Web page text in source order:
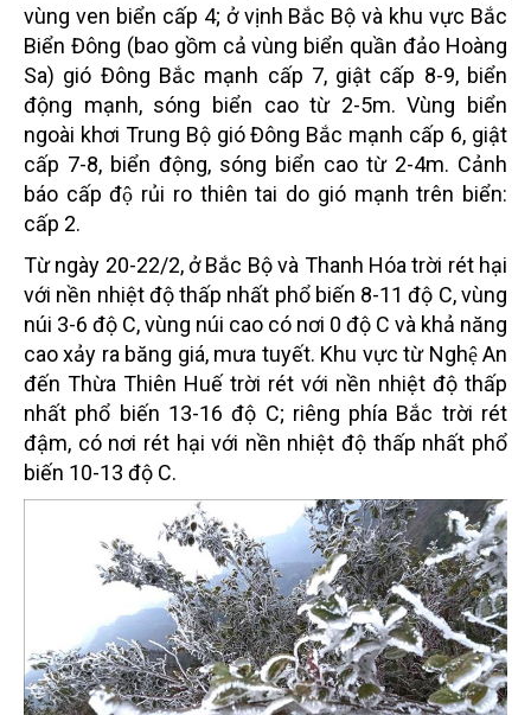
vùng ven biển cấp 4; ở vịnh Bắc Bộ và khu vực Bắc
Biển Đông (bao gồm cả vùng biển quần đảo Hoàng
Sa) gió Đông Bắc mạnh cấp 7, giật cấp 8-9, biển
động mạnh, sóng biển cao từ 2-5m. Vùng biển
ngoài khơi Trung Bộ gió Đông Bắc mạnh cấp 6, giật
cấp 7-8, biển động, sóng biển cao từ 2-4m. Cảnh
báo cấp độ rủi ro thiên tai do gió mạnh trên biển:
cấp 2.
Từ ngày 20-22/2, ở Bắc Bộ và Thanh Hóa trời rét hại
với nền nhiệt độ thấp nhất phổ biến 8-11 độ C, vùng
núi 3-6 độ C, vùng núi cao có nơi 0 độ C và khả năng
cao xảy ra băng giá, mưa tuyết. Khu vực từ Nghệ An
đến Thừa Thiên Huế trời rét với nền nhiệt độ thấp
nhất phổ biến 13-16 độ C; riêng phía Bắc trời rét
đậm, có nơi rét hại với nền nhiệt độ thấp nhất phổ
biến 10-13 độ C.